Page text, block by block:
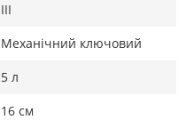
III
Механічний ключовий
5 л
16 см